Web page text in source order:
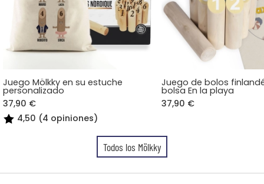
Juego Mölkky en su estuche
personalizado
37,90 €
4,50 (4 opiniones)
Juego de bolos
bolsa En la playa
37,90 €
Todos los Mölkky